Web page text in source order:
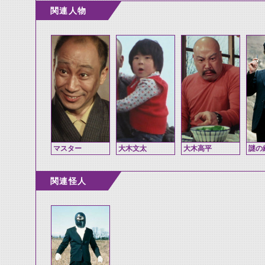
関連人物
マスター 大木文太 大木高平 謎の
関連怪人